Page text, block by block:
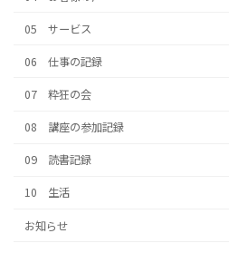
05 サービス
06 仕事の記録
07 粋狂の会
08 講座の参加記録
09 読書記録
10 生活
お知らせ